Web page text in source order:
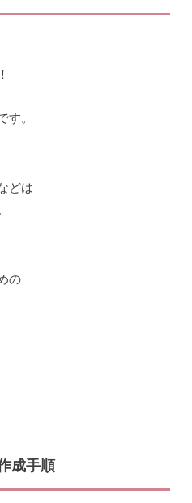
。
どは
の
成手順